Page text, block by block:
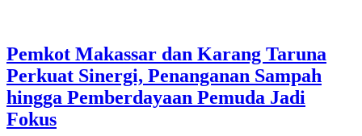
Pemkot Makassar dan Karang Taruna
Perkuat Sinergi, Penanganan Sampah
hingga Pemberdayaan Pemuda Jadi
Fokus